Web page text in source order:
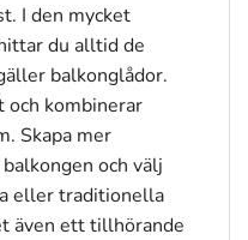
I den mycket
du alltid de
balkonglådor.
och kombinerar
Skapa mer
och välj
eller traditionella
även ett tillhörande